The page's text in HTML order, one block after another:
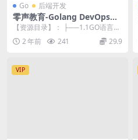
Go 后端开发
零声教育-Golang DevOps高
级开发
【资源目录】： ├──1.1GO语言基
础精讲和test方法 | ├──1-Go语...
2 年前 241 29.9
VIP